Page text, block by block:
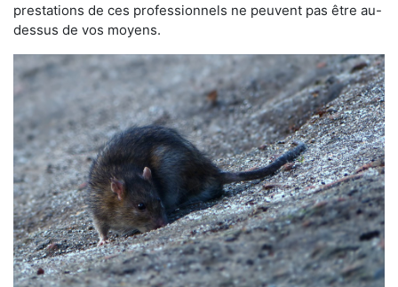
prestations de ces professionnels ne peuvent pas être au-
dessus de vos moyens.